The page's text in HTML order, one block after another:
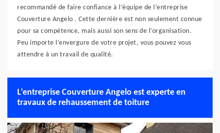
recommandé de faire confiance à l’équipe de l’entreprise
Couverture Angelo . Cette dernière est non seulement connue
pour sa compétence, mais aussi son sens de l’organisation.
Peu importe l’envergure de votre projet, vous pouvez vous
attendre à un travail de qualité.
L’entreprise Couverture Angelo est experte en
travaux de rehaussement de toiture